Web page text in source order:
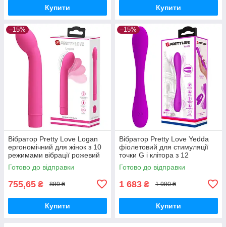
Купити Купити
–15%
Вібратор Pretty Love Logan
ергономічний для жінок з 10
режимами вібрації рожевий
для задоволення та ігор
Готово до відправки
755,65 ₴ 889 ₴
Купити
–15%
Вібратор Pretty Love Yedda
фіолетовий для стимуляції
точки G і клітора з 12
режимами вібрації
Готово до відправки
1 683 ₴ 1 980 ₴
Купити